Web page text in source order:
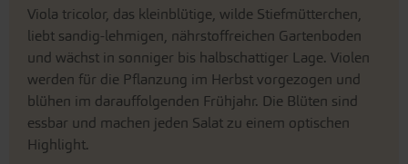
Viola tricolor, das kleinblütige, wilde Stiefmütterchen,
liebt sandig-lehmigen, nährstoffreichen Gartenboden
und wächst in sonniger bis halbschattiger Lage. Violen
werden für die Pflanzung im Herbst vorgezogen und
blühen im darauffolgenden Frühjahr. Die Blüten sind
essbar und machen jeden Salat zu einem optischen
Highlight.